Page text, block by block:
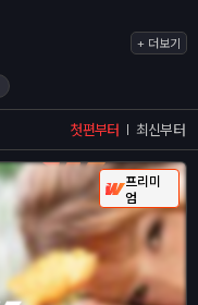
+ 더보기
첫편부터 최신부터
프리미
엄